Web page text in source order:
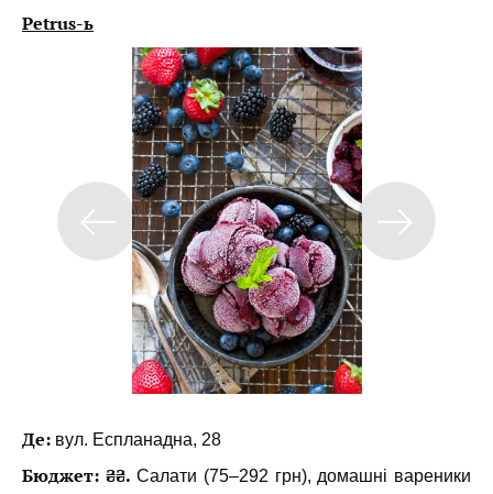
Petrus-ь
Де: вул. Еспланадна, 28
Бюджет: ₴₴. Салати (75–292 грн), домашні вареники